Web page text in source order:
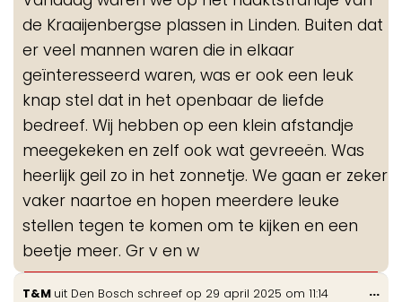
de Kraaijenbergse plassen in Linden. Buiten dat
er veel mannen waren die in elkaar
geïnteresseerd waren, was er ook een leuk
knap stel dat in het openbaar de liefde
bedreef. Wij hebben op een klein afstandje
meegekeken en zelf ook wat gevreeën. Was
heerlijk geil zo in het zonnetje. We gaan er zeker
vaker naartoe en hopen meerdere leuke
stellen tegen te komen om te kijken en een
beetje meer. Gr v en w
T&M uit Den Bosch schreef op 29 april 2025 om 11:14 ...